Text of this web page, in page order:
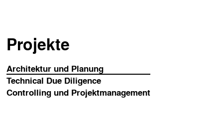
Projekte
Architektur und Planung
Technical Due Diligence
Controlling und Projektmanagement